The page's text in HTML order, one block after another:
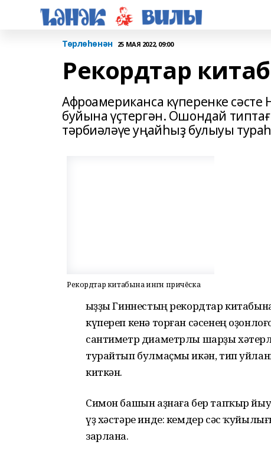
Төрлөһөнән 25 МАЯ 2022, 09:00
Рекордтар
Афроамериканса күперенке
буйына үҫтергән. Ошондай
тәрбиәләүе уңайһыҙ булыуы
Рекордтар китабына ингән причёска
Ҡыҙҙы Гиннестың рекордтар
күпереп кенә торған сәсенең
сантиметр диаметрлы шарҙы
турайтып булмаҫмы икән, тип
киткән.
Симон башын аҙнаға бер тапҡыр
үҙ хәстәре инде: кемдер сәс
зарлана.